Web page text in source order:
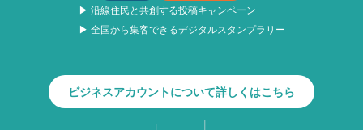
▶ 沿線住民と共創する投稿キャンペーン
▶ 全国から集客できるデジタルスタンプラリー
ビジネスアカウントについて詳しくはこちら